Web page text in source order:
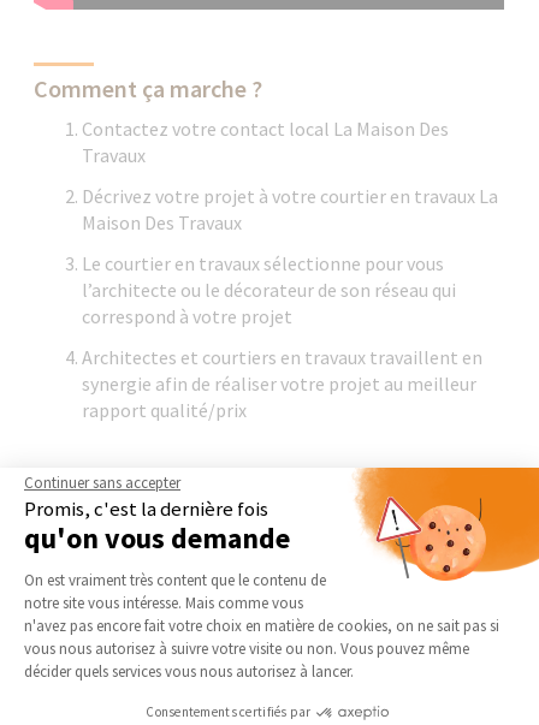
Comment ça marche ?
Contactez votre contact local La Maison Des
Travaux
Décrivez votre projet à votre courtier en travaux La
Maison Des Travaux
Le courtier en travaux sélectionne pour vous
l’architecte ou le décorateur de son réseau qui
correspond à votre projet
Architectes et courtiers en travaux travaillent en
synergie afin de réaliser votre projet au meilleur
rapport qualité/prix
Découvrir La Maison Des Architectes
Continuer sans accepter
Promis, c'est la dernière fois
qu'on vous demande
Plateforme de Gestion du
On est vraiment très content que le contenu de
notre site vous intéresse. Mais comme vous
n'avez pas encore fait votre choix en matière de cookies, on ne sait pas si
vous nous autorisez à suivre votre visite ou non. Vous pouvez même
décider quels services vous nous autorisez à lancer.
Consentements certifiés par
Axeptio consent